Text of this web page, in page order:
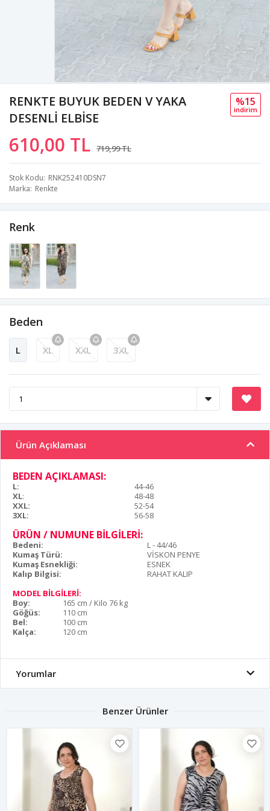
RENKTE BUYUK BEDEN V YAKA
DESENLİ ELBİSE
610,00 TL 719,99 TL
%15
i̇ndi̇ri̇m
Stok Kodu RNK252410DSN7
Marka Renkte
Renk
Beden
L XL XXL 3XL
Ürün Açıklaması
BEDEN AÇIKLAMASI:
L:
44-46
XL:
48-48
XXL:
52-54
3XL:
56-58
ÜRÜN / NUMUNE BİLGİLERİ:
Bedeni:
L - 44/46
Kumaş Türü:
VİSKON PENYE
Kumaş Esnekliği:
ESNEK
Kalıp Bilgisi:
RAHAT KALIP
MODEL BİLGİLERİ:
Boy:
165 cm / Kilo 76 kg
Göğüs:
110 cm
Bel:
100 cm
Kalça:
120 cm
Yorumlar
Benzer Ürünler